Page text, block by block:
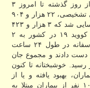
به گزارش مستر لمون به نقل از مهر، از روز گذشته تا امروز ۳
اردیبهشت ۱۴۰۰ و برمبنای معیارهای قطعی تشخیصی، ۲۲ هزار و ۹۰۴
بیمار جدید مبتلا به کووید ۱۹ در کشور شناسایی شد که ۳ هزار و ۴۲۳
نفر از آنها بستری شدند. مجموع بیماران کووید ۱۹ در کشور به ۲
میلیون و ۳۵۸ هزار و ۸۰۹ نفر رسید. متأسفانه در طول ۲۴ ساعت
۱۹ جان خودرا از دست دادند و مجموع جان
این بیماری به ۶۸ هزار و ۷۴۶ نفر رسید. خوشبختانه تا کنون
و ۷۹۱ نفر از بیماران، بهبود یافته و یا از
بیمارستانها ترخیص شده اند. ۵ هزار و ۱۰۷ نفر از بیماران مبتلا به